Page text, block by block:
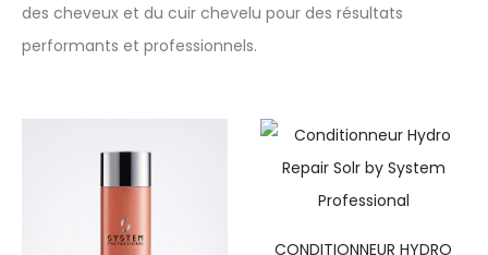
des cheveux et du cuir chevelu pour des résultats
performants et professionnels.
CONDITIONNEUR HYDRO